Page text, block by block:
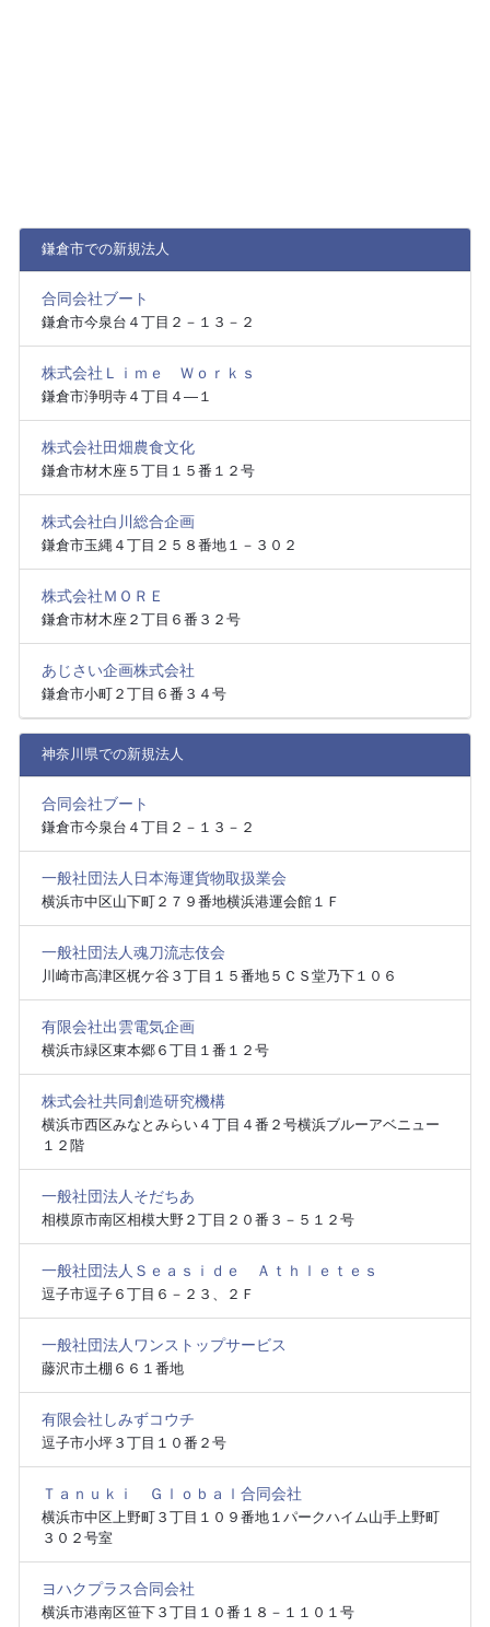
鎌倉市での新規法人
合同会社ブート
鎌倉市今泉台４丁目２－１３－２
株式会社Ｌｉｍｅ Ｗｏｒｋｓ
鎌倉市浄明寺４丁目４―１
株式会社田畑農食文化
鎌倉市材木座５丁目１５番１２号
株式会社白川総合企画
鎌倉市玉縄４丁目２５８番地１－３０２
株式会社ＭＯＲＥ
鎌倉市材木座２丁目６番３２号
あじさい企画株式会社
鎌倉市小町２丁目６番３４号
神奈川県での新規法人
合同会社ブート
鎌倉市今泉台４丁目２－１３－２
一般社団法人日本海運貨物取扱業会
横浜市中区山下町２７９番地横浜港運会館１Ｆ
一般社団法人魂刀流志伎会
川崎市高津区梶ケ谷３丁目１５番地５ＣＳ堂乃下１０６
有限会社出雲電気企画
横浜市緑区東本郷６丁目１番１２号
株式会社共同創造研究機構
横浜市西区みなとみらい４丁目４番２号横浜ブルーアベニュー
１２階
一般社団法人そだちあ
相模原市南区相模大野２丁目２０番３－５１２号
一般社団法人Ｓｅａｓｉｄｅ Ａｔｈｌｅｔｅｓ
逗子市逗子６丁目６－２３、２Ｆ
一般社団法人ワンストップサービス
藤沢市土棚６６１番地
有限会社しみずコウチ
逗子市小坪３丁目１０番２号
Ｔａｎｕｋｉ Ｇｌｏｂａｌ合同会社
横浜市中区上野町３丁目１０９番地１パークハイム山手上野町
３０２号室
ヨハクプラス合同会社
横浜市港南区笹下３丁目１０番１８－１１０１号